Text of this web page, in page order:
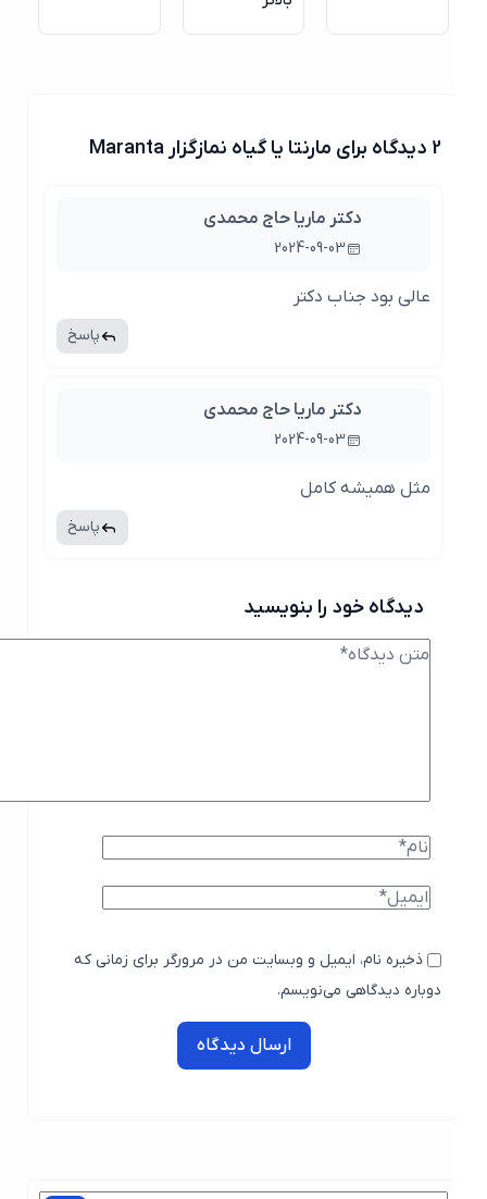
دکتر ماریا حاج محمدی
2024-09-03
عالی بود جناب دکتر
پاسخ
دکتر ماریا حاج محمدی
2024-09-03
مثل همیشه کامل
پاسخ
دیدگاه خود را بنویسید
ذخیره نام، ایمیل و وبسایت من در مرورگر برای زمانی که
دوباره دیدگاهی می‌نویسم.
ارسال دیدگاه